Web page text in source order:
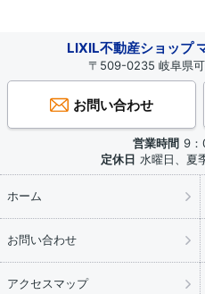
LIXIL不動産ショップ
〒509-0235 岐阜県
お問い合わせ
営業時間 9：
定休日 水曜日、夏
ホーム
お問い合わせ
アクセスマップ